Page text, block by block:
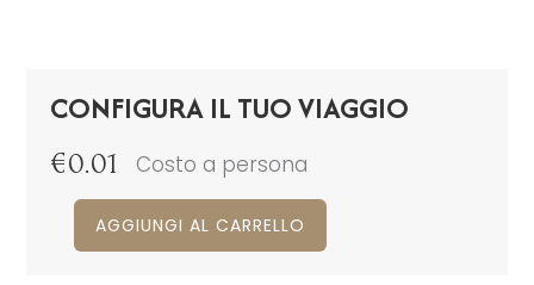
CONFIGURA IL TUO VIAGGIO
€0.01 Costo a persona
AGGIUNGI AL CARRELLO